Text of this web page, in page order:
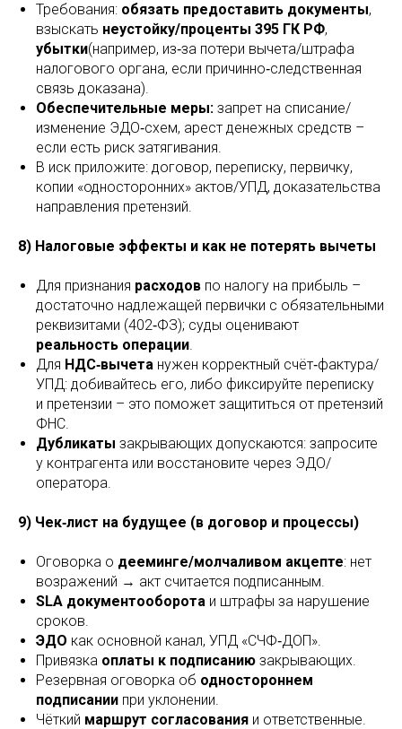
Требования: обязать предоставить документы,
взыскать неустойку/проценты 395 ГК РФ,
убытки(например, из‑за потери вычета/штрафа
налогового органа, если причинно‑следственная
связь доказана).
Обеспечительные меры: запрет на списание/
изменение ЭДО‑схем, арест денежных средств –
если есть риск затягивания.
В иск приложите: договор, переписку, первичку,
копии «односторонних» актов/УПД, доказательства
направления претензий.
8) Налоговые эффекты и как не потерять вычеты
Для признания расходов по налогу на прибыль –
достаточно надлежащей первички с обязательными
реквизитами (402‑ФЗ); суды оценивают
реальность операции.
Для НДС‑вычета нужен корректный счёт‑фактура/
УПД: добивайтесь его, либо фиксируйте переписку
и претензии – это поможет защититься от претензий
ФНС.
Дубликаты закрывающих допускаются: запросите
у контрагента или восстановите через ЭДО/
оператора.
9) Чек‑лист на будущее (в договор и процессы)
Оговорка о дееминге/молчаливом акцепте: нет
возражений → акт считается подписанным.
SLA документооборота и штрафы за нарушение
сроков.
ЭДО как основной канал, УПД «СЧФ‑ДОП».
Привязка оплаты к подписанию закрывающих.
Резервная оговорка об одностороннем
подписании при уклонении.
Чёткий маршрут согласования и ответственные.